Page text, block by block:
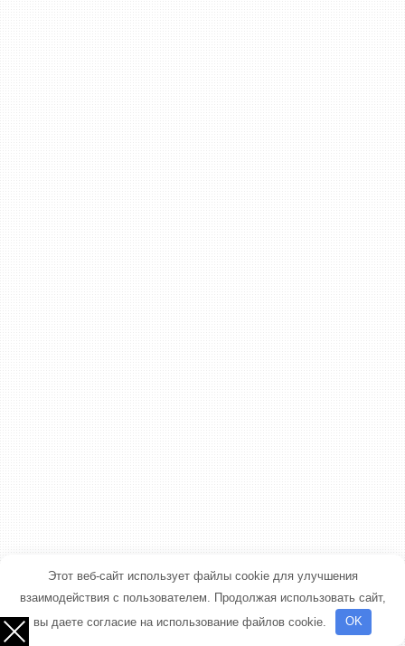
Этот веб-сайт использует файлы cookie для улучшения
взаимодействия с пользователем. Продолжая использовать сайт,
вы даете согласие на использование файлов cookie.
OK